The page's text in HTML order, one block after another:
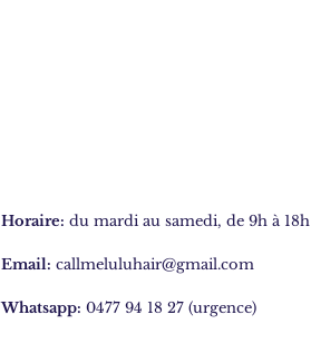
Horaire: du mardi au samedi, de 9h à 18h
Email: callmeluluhair@gmail.com
Whatsapp: 0477 94 18 27 (urgence)